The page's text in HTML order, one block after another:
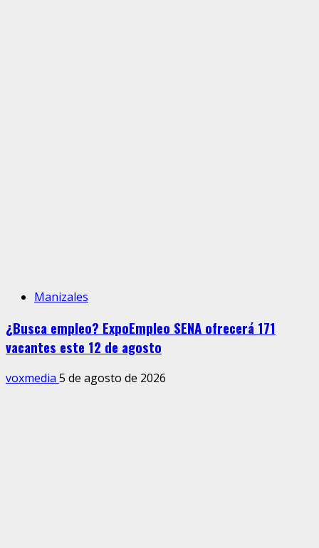
Manizales
¿Busca empleo? ExpoEmpleo SENA ofrecerá 171
vacantes este 12 de agosto
voxmedia 5 de agosto de 2026